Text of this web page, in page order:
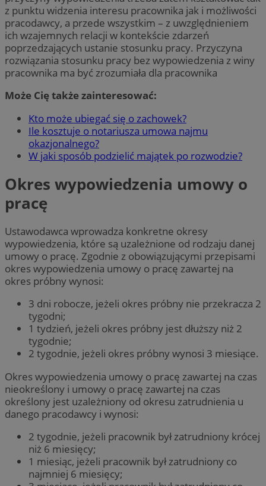
z punktu widzenia interesu pracownika jak i możliwości
pracodawcy, a przede wszystkim – z uwzględnieniem
ich wzajemnych relacji w kontekście zdarzeń
poprzedzających ustanie stosunku pracy. Przyczyna
rozwiązania stosunku pracy bez wypowiedzenia z winy
pracownika ma być zrozumiała dla pracownika
Może Cię także zainteresować:
Kto może ubiegać się o zachowek?
Ile kosztuje o notariusza umowa najmu
okazjonalnego?
W jaki sposób podzielić majątek po rozwodzie?
Okres wypowiedzenia umowy o
pracę
Ustawodawca wprowadza konkretne okresy
wypowiedzenia, które są uzależnione od rodzaju danej
umowy o pracę. Zgodnie z obowiązującymi przepisami
okres wypowiedzenia umowy o pracę zawartej na
okres próbny wynosi:
3 dni robocze, jeżeli okres próbny nie przekracza 2
tygodni;
1 tydzień, jeżeli okres próbny jest dłuższy niż 2
tygodnie;
2 tygodnie, jeżeli okres próbny wynosi 3 miesiące.
Okres wypowiedzenia umowy o pracę zawartej na czas
nieokreślony i umowy o pracę zawartej na czas
określony jest uzależniony od okresu zatrudnienia u
danego pracodawcy i wynosi:
2 tygodnie, jeżeli pracownik był zatrudniony krócej
niż 6 miesięcy;
1 miesiąc, jeżeli pracownik był zatrudniony co
najmniej 6 miesięcy;